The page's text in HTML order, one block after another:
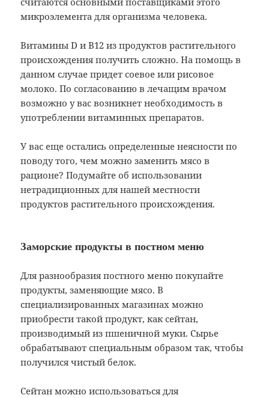
микроэлемента для организма человека.
Витамины D и B12 из продуктов растительного
происхождения получить сложно. На помощь в
данном случае придет соевое или рисовое
молоко. По согласованию в лечащим врачом
возможно у вас возникнет необходимость в
употреблении витаминных препаратов.
У вас еще остались определенные неясности по
поводу того, чем можно заменить мясо в
рационе? Подумайте об использовании
нетрадиционных для нашей местности
продуктов растительного происхождения.
Заморские продукты в постном меню
Для разнообразия постного меню покупайте
продукты, заменяющие мясо. В
специализированных магазинах можно
приобрести такой продукт, как сейтан,
производимый из пшеничной муки. Сырье
обрабатывают специальным образом так, чтобы
получился чистый белок.
Сейтан можно использоваться для